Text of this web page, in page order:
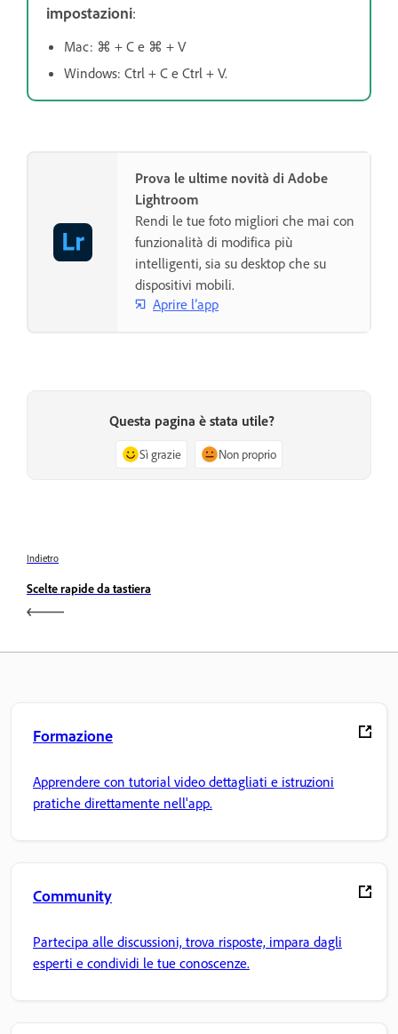
impostazioni:
Mac: ⌘ + C e ⌘ + V
Windows: Ctrl + C e Ctrl + V.
Prova le ultime novità di Adobe
Lightroom
Rendi le tue foto migliori che mai con
funzionalità di modifica più
intelligenti, sia su desktop che su
dispositivi mobili.
Aprire l’app
Questa pagina è stata utile?
Sì grazie Non proprio
Indietro
Scelte rapide da tastiera
Formazione
Apprendere con tutorial video dettagliati e istruzioni
pratiche direttamente nell'app.
Community
Partecipa alle discussioni, trova risposte, impara dagli
esperti e condividi le tue conoscenze.